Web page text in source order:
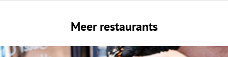
Meer restaurants